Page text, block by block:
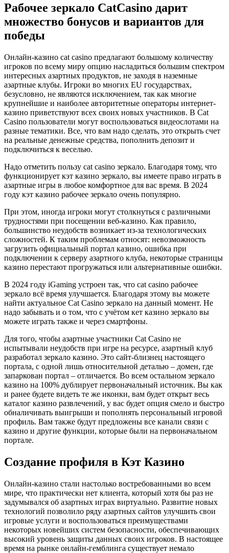
Рабочее зеркало CatCasino дарит
множество бонусов и вариантов для
победы
Онлайн-казино cat casino предлагают большому количеству
игроков по всему миру опцию насладиться большим спектром
интересных азартных продуктов, не заходя в наземные
азартные клубы. Игроки во многих EU государствах,
безусловно, не являются исключением, так как многие
крупнейшие и наиболее авторитетные операторы интернет-
казино приветствуют всех своих новых участников. В Cat
Casino пользователи могут воспользоваться видеослотами на
разные тематики. Все, что вам надо сделать, это открыть счет
на реальные денежные средства, пополнить депозит и
подключиться к веселью.
Надо отметить пользу cat casino зеркало. Благодаря тому, что
функционирует кэт казино зеркало, вы имеете право играть в
азартные игры в любое комфортное для вас время. В 2024
году кэт казино рабочее зеркало очень популярно.
При этом, иногда игроки могут столкнуться с различными
трудностями при посещении веб-казино. Как правило,
большинство неудобств возникает из-за технологических
сложностей. К таким проблемам относят: невозможность
загрузить официальный портал казино, ошибка при
подключении к серверу азартного клуба, некоторые страницы
казино перестают прогружаться или альтернативные ошибки.
В 2024 году iGaming устроен так, что cat casino рабочее
зеркало всё время улучшается. Благодаря этому вы можете
найти актуальное Cat Casino зеркало на данный момент. Не
надо забывать и о том, что с учётом кет казино зеркало вы
можете играть также и через смартфоны.
Для того, чтобы азартные участники Cat Casino не
испытывали неудобств при игре на ресурсе, азартный клуб
разработал зеркало казино. Это сайт-близнец настоящего
портала, с одной лишь относительной деталью – домен, где
запаркован портал – отличается. Во всем остальном зеркало
казино на 100% дублирует первоначальный источник. Вы как
и ранее будете видеть те же иконки, вам будет открыт весь
каталог казино развлечений, у вас будет опция смело и быстро
обналичивать выигрыши и пополнять персональный игровой
профиль. Вам также будут предложены все канали связи с
казино и другие функции, которые были на первоначальном
портале.
Создание профиля в Кэт Казино
Онлайн-казино стали настолько востребованными во всем
мире, что практически нет клиента, который хотя бы раз не
задумывался об азартных играх виртуально. Развитие новых
технологий позволило ряду азартных сайтов улучшить свои
игровые услуги и воспользоваться преимуществами
некоторых новейших систем безопасности, обеспечивающих
высокий уровень защиты данных своих игроков. В настоящее
время на рынке онлайн-гемблинга существует немало